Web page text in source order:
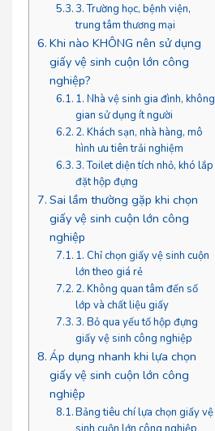
3. Trường học, bệnh viện,
trung tâm thương mại
Khi nào KHÔNG nên sử dụng
giấy vệ sinh cuộn lớn công
nghiệp?
1. Nhà vệ sinh gia đình, không
gian sử dụng ít người
2. Khách sạn, nhà hàng, mô
hình ưu tiên trải nghiệm
3. Toilet diện tích nhỏ, khó lắp
đặt hộp đựng
Sai lầm thường gặp khi chọn
giấy vệ sinh cuộn lớn công
nghiệp
1. Chỉ chọn giấy vệ sinh cuộn
lớn theo giá rẻ
2. Không quan tâm đến số
lớp và chất liệu giấy
3. Bỏ qua yếu tố hộp đựng
giấy vệ sinh công nghiệp
Áp dụng nhanh khi lựa chọn
giấy vệ sinh cuộn lớn công
nghiệp
Bảng tiêu chí lựa chọn giấy vệ